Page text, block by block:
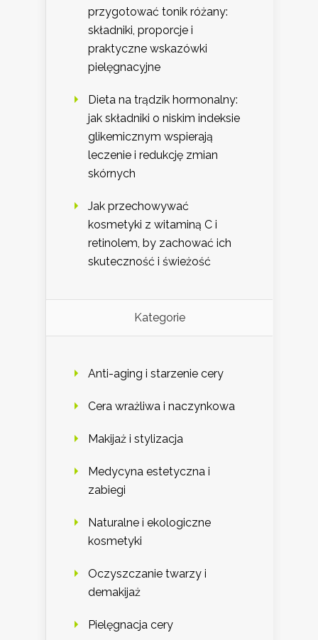
przygotować tonik różany:
składniki, proporcje i
praktyczne wskazówki
pielęgnacyjne
Dieta na trądzik hormonalny:
jak składniki o niskim indeksie
glikemicznym wspierają
leczenie i redukcję zmian
skórnych
Jak przechowywać
kosmetyki z witaminą C i
retinolem, by zachować ich
skuteczność i świeżość
Kategorie
Anti-aging i starzenie cery
Cera wrażliwa i naczynkowa
Makijaż i stylizacja
Medycyna estetyczna i
zabiegi
Naturalne i ekologiczne
kosmetyki
Oczyszczanie twarzy i
demakijaż
Pielęgnacja cery